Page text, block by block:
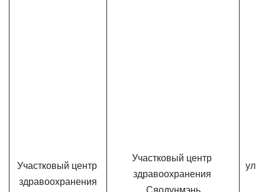
Участковый центр
здравоохранения
Участковый центр
здравоохранения
Сяодунмэнь
ул.